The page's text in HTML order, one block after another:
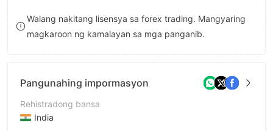
9 7
8
7
8
Walang nakitang lisensya sa forex trading. Mangyaring
magkaroon ng kamalayan sa mga panganib.
Pangunahing impormasyon
Rehistradong bansa
India